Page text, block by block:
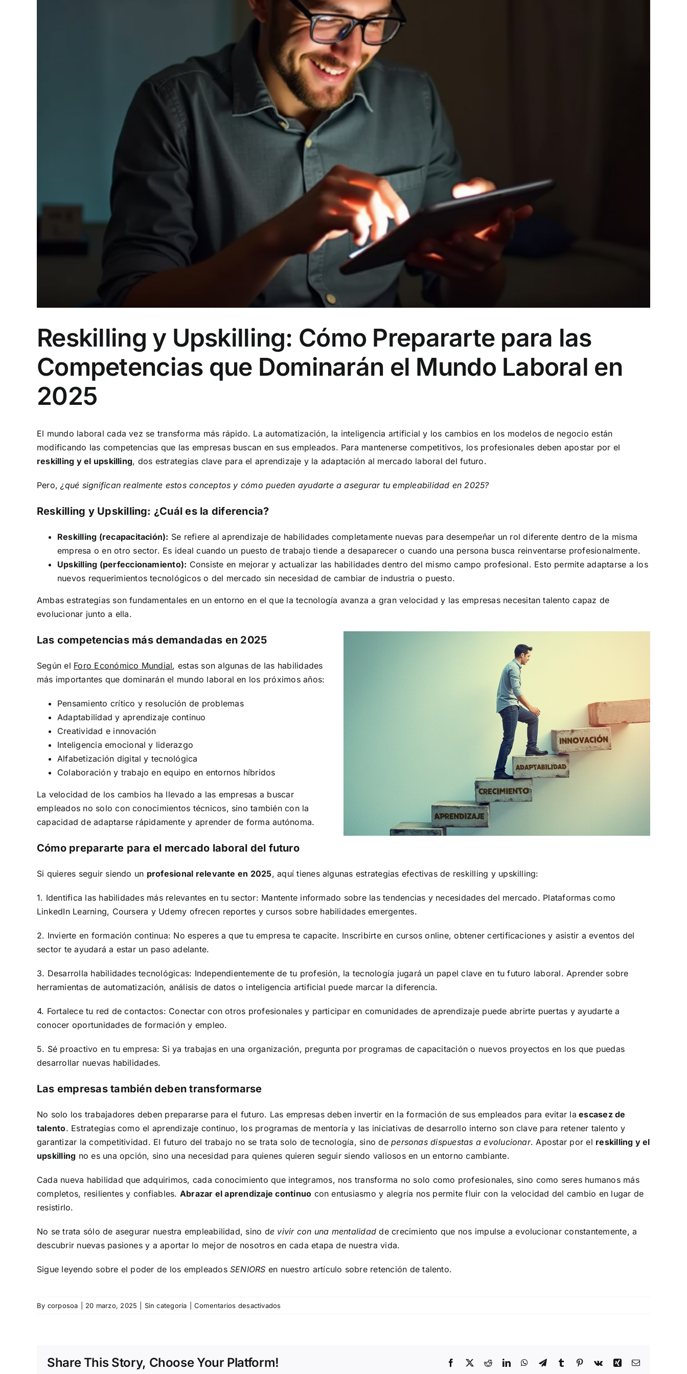
Reskilling y Upskilling: Cómo Prepararte para las
Competencias que Dominarán el Mundo Laboral en
2025
El mundo laboral cada vez se transforma más rápido. La automatización, la inteligencia artificial y los cambios en los modelos de negocio están
modificando las competencias que las empresas buscan en sus empleados. Para mantenerse competitivos, los profesionales deben apostar por el
reskilling y el upskilling, dos estrategias clave para el aprendizaje y la adaptación al mercado laboral del futuro.
Pero,¿qué significan realmente estos conceptos y cómo pueden ayudarte a asegurar tu empleabilidad en 2025?
Reskilling y Upskilling: ¿Cuál es la diferencia?
Reskilling (recapacitación): Se refiere al aprendizaje de habilidades completamente nuevas para desempeñar un rol diferente dentro de la misma
empresa o en otro sector. Es ideal cuando un puesto de trabajo tiende a desaparecer o cuando una persona busca reinventarse profesionalmente.
Upskilling (perfeccionamiento): Consiste en mejorar y actualizar las habilidades dentro del mismo campo profesional. Esto permite adaptarse a los
nuevos requerimientos tecnológicos o del mercado sin necesidad de cambiar de industria o puesto.
Ambas estrategias son fundamentales en un entorno en el que la tecnología avanza a gran velocidad y las empresas necesitan talento capaz de
evolucionar junto a ella.
Las competencias más demandadas en 2025
Según el Foro Económico Mundial, estas son algunas de las habilidades
más importantes que dominarán el mundo laboral en los próximos años:
Pensamiento crítico y resolución de problemas
Adaptabilidad y aprendizaje continuo
Creatividad e innovación
Inteligencia emocional y liderazgo
Alfabetización digital y tecnológica
Colaboración y trabajo en equipo en entornos híbridos
La velocidad de los cambios ha llevado a las empresas a buscar
empleados no solo con conocimientos técnicos, sino también con la
capacidad de adaptarse rápidamente y aprender de forma autónoma.
Cómo prepararte para el mercado laboral del futuro
Si quieres seguir siendo un profesional relevante en 2025, aquí tienes algunas estrategias efectivas de reskilling y upskilling:
1. Identifica las habilidades más relevantes en tu sector: Mantente informado sobre las tendencias y necesidades del mercado. Plataformas como
LinkedIn Learning, Coursera y Udemy ofrecen reportes y cursos sobre habilidades emergentes.
2. Invierte en formación continua: No esperes a que tu empresa te capacite. Inscribirte en cursos online, obtener certificaciones y asistir a eventos del
sector te ayudará a estar un paso adelante.
3. Desarrolla habilidades tecnológicas: Independientemente de tu profesión, la tecnología jugará un papel clave en tu futuro laboral. Aprender sobre
herramientas de automatización, análisis de datos o inteligencia artificial puede marcar la diferencia.
4. Fortalece tu red de contactos: Conectar con otros profesionales y participar en comunidades de aprendizaje puede abrirte puertas y ayudarte a
conocer oportunidades de formación y empleo.
5. Sé proactivo en tu empresa: Si ya trabajas en una organización, pregunta por programas de capacitación o nuevos proyectos en los que puedas
desarrollar nuevas habilidades.
Las empresas también deben transformarse
No solo los trabajadores deben prepararse para el futuro. Las empresas deben invertir en la formación de sus empleados para evitar la escasez de
talento. Estrategias como el aprendizaje continuo, los programas de mentoría y las iniciativas de desarrollo interno son clave para retener talento y
garantizar la competitividad. El futuro del trabajo no se trata solo de tecnología, sino depersonas dispuestas a evolucionar. Apostar por el reskilling y el
upskilling no es una opción, sino una necesidad para quienes quieren seguir siendo valiosos en un entorno cambiante.
Cada nueva habilidad que adquirimos, cada conocimiento que integramos, nos transforma no solo como profesionales, sino como seres humanos más
completos, resilientes y confiables. Abrazar el aprendizaje continuo con entusiasmo y alegría nos permite fluir con la velocidad del cambio en lugar de
resistirlo.
No se trata sólo de asegurar nuestra empleabilidad, sino de vivir con una mentalidadde crecimiento que nos impulse a evolucionar constantemente, a
descubrir nuevas pasiones y a aportar lo mejor de nosotros en cada etapa de nuestra vida.
Sigue leyendo sobre el poder de los empleados SENIORS en nuestro artículo sobre retención de talento.
By corposoa 20 marzo, 2025 Sin categoría Comentarios desactivadosen
Share This Story, Choose Your Platform! Facebook
X RedditLinkedInWhatsApp
TelegramTumblr Pinterest
Vk Xing Email